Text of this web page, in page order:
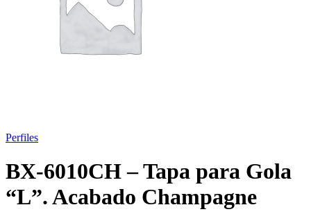
Perfiles
BX-6010CH – Tapa para Gola
“L”. Acabado Champagne